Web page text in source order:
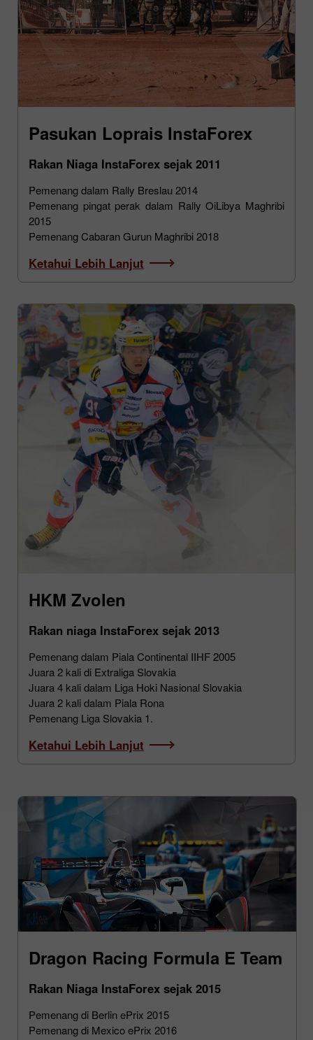
Pasukan Loprais InstaForex
Rakan Niaga InstaForex sejak 2011
Pemenang dalam Rally Breslau 2014
Pemenang pingat perak dalam Rally OiLibya Maghribi
2015
Pemenang Cabaran Gurun Maghribi 2018
Ketahui Lebih Lanjut
HKM Zvolen
Rakan niaga InstaForex sejak 2013
Pemenang dalam Piala Continental IIHF 2005
Juara 2 kali di Extraliga Slovakia
Juara 4 kali dalam Liga Hoki Nasional Slovakia
Juara 2 kali dalam Piala Rona
Pemenang Liga Slovakia 1.
Ketahui Lebih Lanjut
Dragon Racing Formula E Team
Rakan Niaga InstaForex sejak 2015
Pemenang di Berlin ePrix 2015
Pemenang di Mexico ePrix 2016